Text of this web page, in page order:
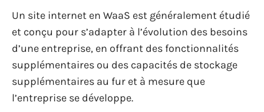
Un site internet en WaaS est généralement étudié
et conçu pour s’adapter à l’évolution des besoins
d’une entreprise, en offrant des fonctionnalités
supplémentaires ou des capacités de stockage
supplémentaires au fur et à mesure que
l’entreprise se développe.